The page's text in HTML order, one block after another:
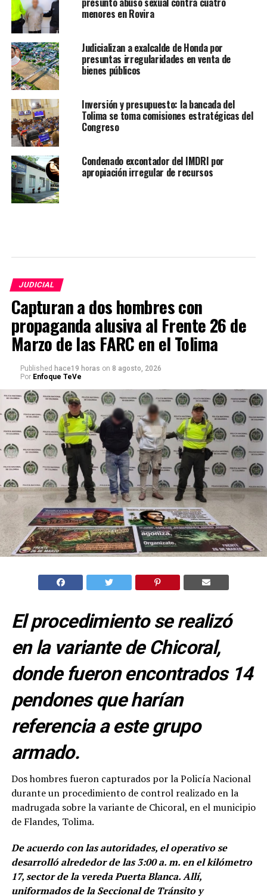
menores en Rovira
Judicializan a exalcalde de Honda por
presuntas irregularidades en venta de
bienes públicos
Inversión y presupuesto: la bancada del
Tolima se toma comisiones estratégicas del
Congreso
Condenado excontador del IMDRI por
apropiación irregular de recursos
JUDICIAL
Capturan a dos hombres con
propaganda alusiva al Frente 26 de
Marzo de las FARC en el Tolima
Published hace19 horas on 8 agosto, 2026
Por Enfoque TeVe
El procedimiento se realizó
en la variante de Chicoral,
donde fueron encontrados 14
pendones que harían
referencia a este grupo
armado.
Dos hombres fueron capturados por la Policía Nacional
durante un procedimiento de control realizado en la
madrugada sobre la variante de Chicoral, en el municipio
de Flandes, Tolima.
De acuerdo con las autoridades, el operativo se
desarrolló alrededor de las 3:00 a. m. en el kilómetro
17, sector de la vereda Puerta Blanca. Allí,
uniformados de la Seccional de Tránsito y